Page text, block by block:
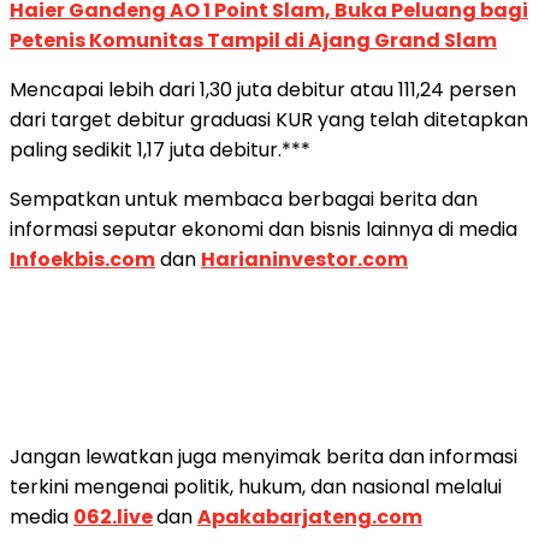
Haier Gandeng AO 1 Point Slam, Buka Peluang bagi
Petenis Komunitas Tampil di Ajang Grand Slam
Mencapai lebih dari 1,30 juta debitur atau 111,24 persen
dari target debitur graduasi KUR yang telah ditetapkan
paling sedikit 1,17 juta debitur.***
Sempatkan untuk membaca berbagai berita dan
informasi seputar ekonomi dan bisnis lainnya di media
Infoekbis.comdan Harianinvestor.com
Jangan lewatkan juga menyimak berita dan informasi
terkini mengenai politik, hukum, dan nasional melalui
media 062.livedanApakabarjateng.com